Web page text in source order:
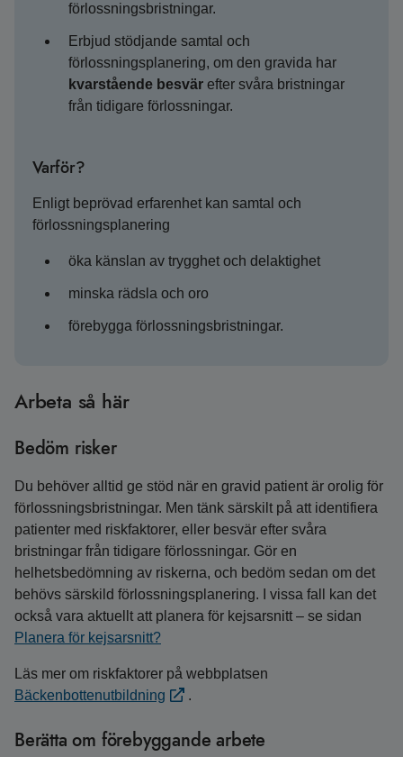
förlossningsbristningar.
Erbjud stödjande samtal och
förlossningsplanering, om den gravida har
kvarstående besvär efter svåra bristningar
från tidigare förlossningar.
Varför?
Enligt beprövad erfarenhet kan samtal och
förlossningsplanering
öka känslan av trygghet och delaktighet
minska rädsla och oro
förebygga förlossningsbristningar.
Arbeta så här
Bedöm risker
Du behöver alltid ge stöd när en gravid patient är orolig för
förlossningsbristningar. Men tänk särskilt på att identifiera
patienter med riskfaktorer, eller besvär efter svåra
bristningar från tidigare förlossningar. Gör en
helhetsbedömning av riskerna, och bedöm sedan om det
behövs särskild förlossningsplanering. I vissa fall kan det
också vara aktuellt att planera för kejsarsnitt – se sidan
Planera för kejsarsnitt?
Läs mer om riskfaktorer på webbplatsen
Bäckenbottenutbildning
.
Berätta om förebyggande arbete